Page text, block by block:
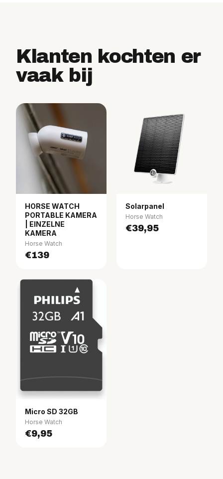
Klanten kochten er
vaak bij
HORSE WATCH
PORTABLE KAMERA
| EINZELNE
KAMERA
Horse Watch
€139
Solarpanel
Horse Watch
€39,95
Micro SD 32GB
Horse Watch
€9,95